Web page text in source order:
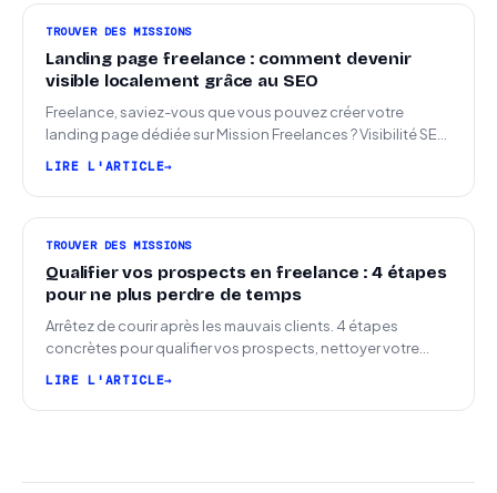
TROUVER DES MISSIONS
Landing page freelance : comment devenir
visible localement grâce au SEO
Freelance, saviez-vous que vous pouvez créer votre
landing page dédiée sur Mission Freelances ? Visibilité SEO
LIRE L'ARTICLE
TROUVER DES MISSIONS
Qualifier vos prospects en freelance : 4 étapes
pour ne plus perdre de temps
Arrêtez de courir après les mauvais clients. 4 étapes
concrètes pour qualifier vos prospects, nettoyer votre
LIRE L'ARTICLE